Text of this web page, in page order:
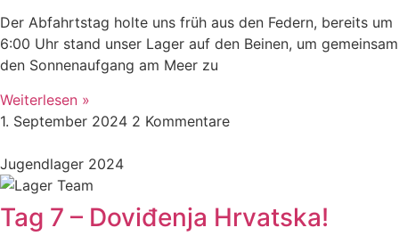
Der Abfahrtstag holte uns früh aus den Federn, bereits um
6:00 Uhr stand unser Lager auf den Beinen, um gemeinsam
den Sonnenaufgang am Meer zu
Weiterlesen »
1. September 2024 2 Kommentare
Jugendlager 2024
Tag 7 – Doviđenja Hrvatska!